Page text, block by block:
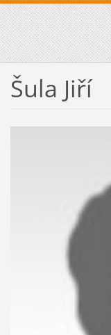
Šula Jiří